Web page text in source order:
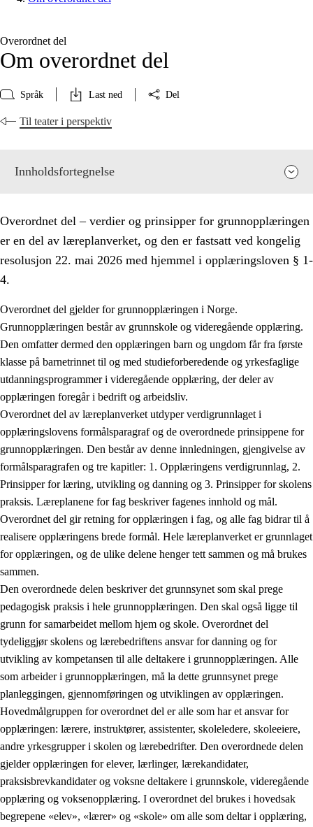
Overordnet del
Om overordnet del
Språk Last ned Del
Til teater i perspektiv
Innholdsfortegnelse
Overordnet del – verdier og prinsipper for grunnopplæringen
er en del av læreplanverket, og den er fastsatt ved kongelig
resolusjon 22. mai 2026 med hjemmel i opplæringsloven § 1-
4.
Overordnet del gjelder for grunnopplæringen i Norge.
Grunnopplæringen består av grunnskole og videregående opplæring.
Den omfatter dermed den opplæringen barn og ungdom får fra første
klasse på barnetrinnet til og med studieforberedende og yrkesfaglige
utdanningsprogrammer i videregående opplæring, der deler av
opplæringen foregår i bedrift og arbeidsliv.
Overordnet del av læreplanverket utdyper verdigrunnlaget i
opplæringslovens formålsparagraf og de overordnede prinsippene for
grunnopplæringen. Den består av denne innledningen, gjengivelse av
formålsparagrafen og tre kapitler: 1. Opplæringens verdigrunnlag, 2.
Prinsipper for læring, utvikling og danning og 3. Prinsipper for skolens
praksis. Læreplanene for fag beskriver fagenes innhold og mål.
Overordnet del gir retning for opplæringen i fag, og alle fag bidrar til å
realisere opplæringens brede formål. Hele læreplanverket er grunnlaget
for opplæringen, og de ulike delene henger tett sammen og må brukes
sammen.
Den overordnede delen beskriver det grunnsynet som skal prege
pedagogisk praksis i hele grunnopplæringen. Den skal også ligge til
grunn for samarbeidet mellom hjem og skole. Overordnet del
tydeliggjør skolens og lærebedriftens ansvar for danning og for
utvikling av kompetansen til alle deltakere i grunnopplæringen. Alle
som arbeider i grunnopplæringen, må la dette grunnsynet prege
planleggingen, gjennomføringen og utviklingen av opplæringen.
Hovedmålgruppen for overordnet del er alle som har et ansvar for
opplæringen: lærere, instruktører, assistenter, skoleledere, skoleeiere,
andre yrkesgrupper i skolen og lærebedrifter. Den overordnede delen
gjelder opplæringen for elever, lærlinger, lærekandidater,
praksisbrevkandidater og voksne deltakere i grunnskole, videregående
opplæring og voksenopplæring. I overordnet del brukes i hovedsak
begrepene «elev», «lærer» og «skole» om alle som deltar i opplæring,